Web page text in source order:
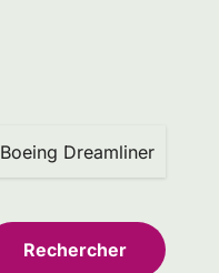
Boeing Dreamliner